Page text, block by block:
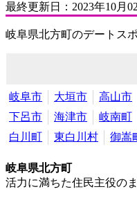
最終更新日： 2023年10月
岐阜県北方町のデートス
岐阜市 大垣市 高山市
下呂市
海津市 岐南町
白川町
東白川村 御嵩
岐阜県北方町
活力に満ちた住民主役の